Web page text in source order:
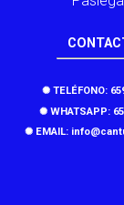
✺ TELÉFONO:
✺ WHATSAPP:
✺ EMAIL: